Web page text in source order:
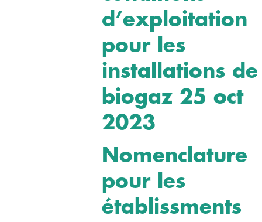
d’exploitation
pour les
installations de
biogaz 25 oct
2023
Nomenclature
pour les
établissments